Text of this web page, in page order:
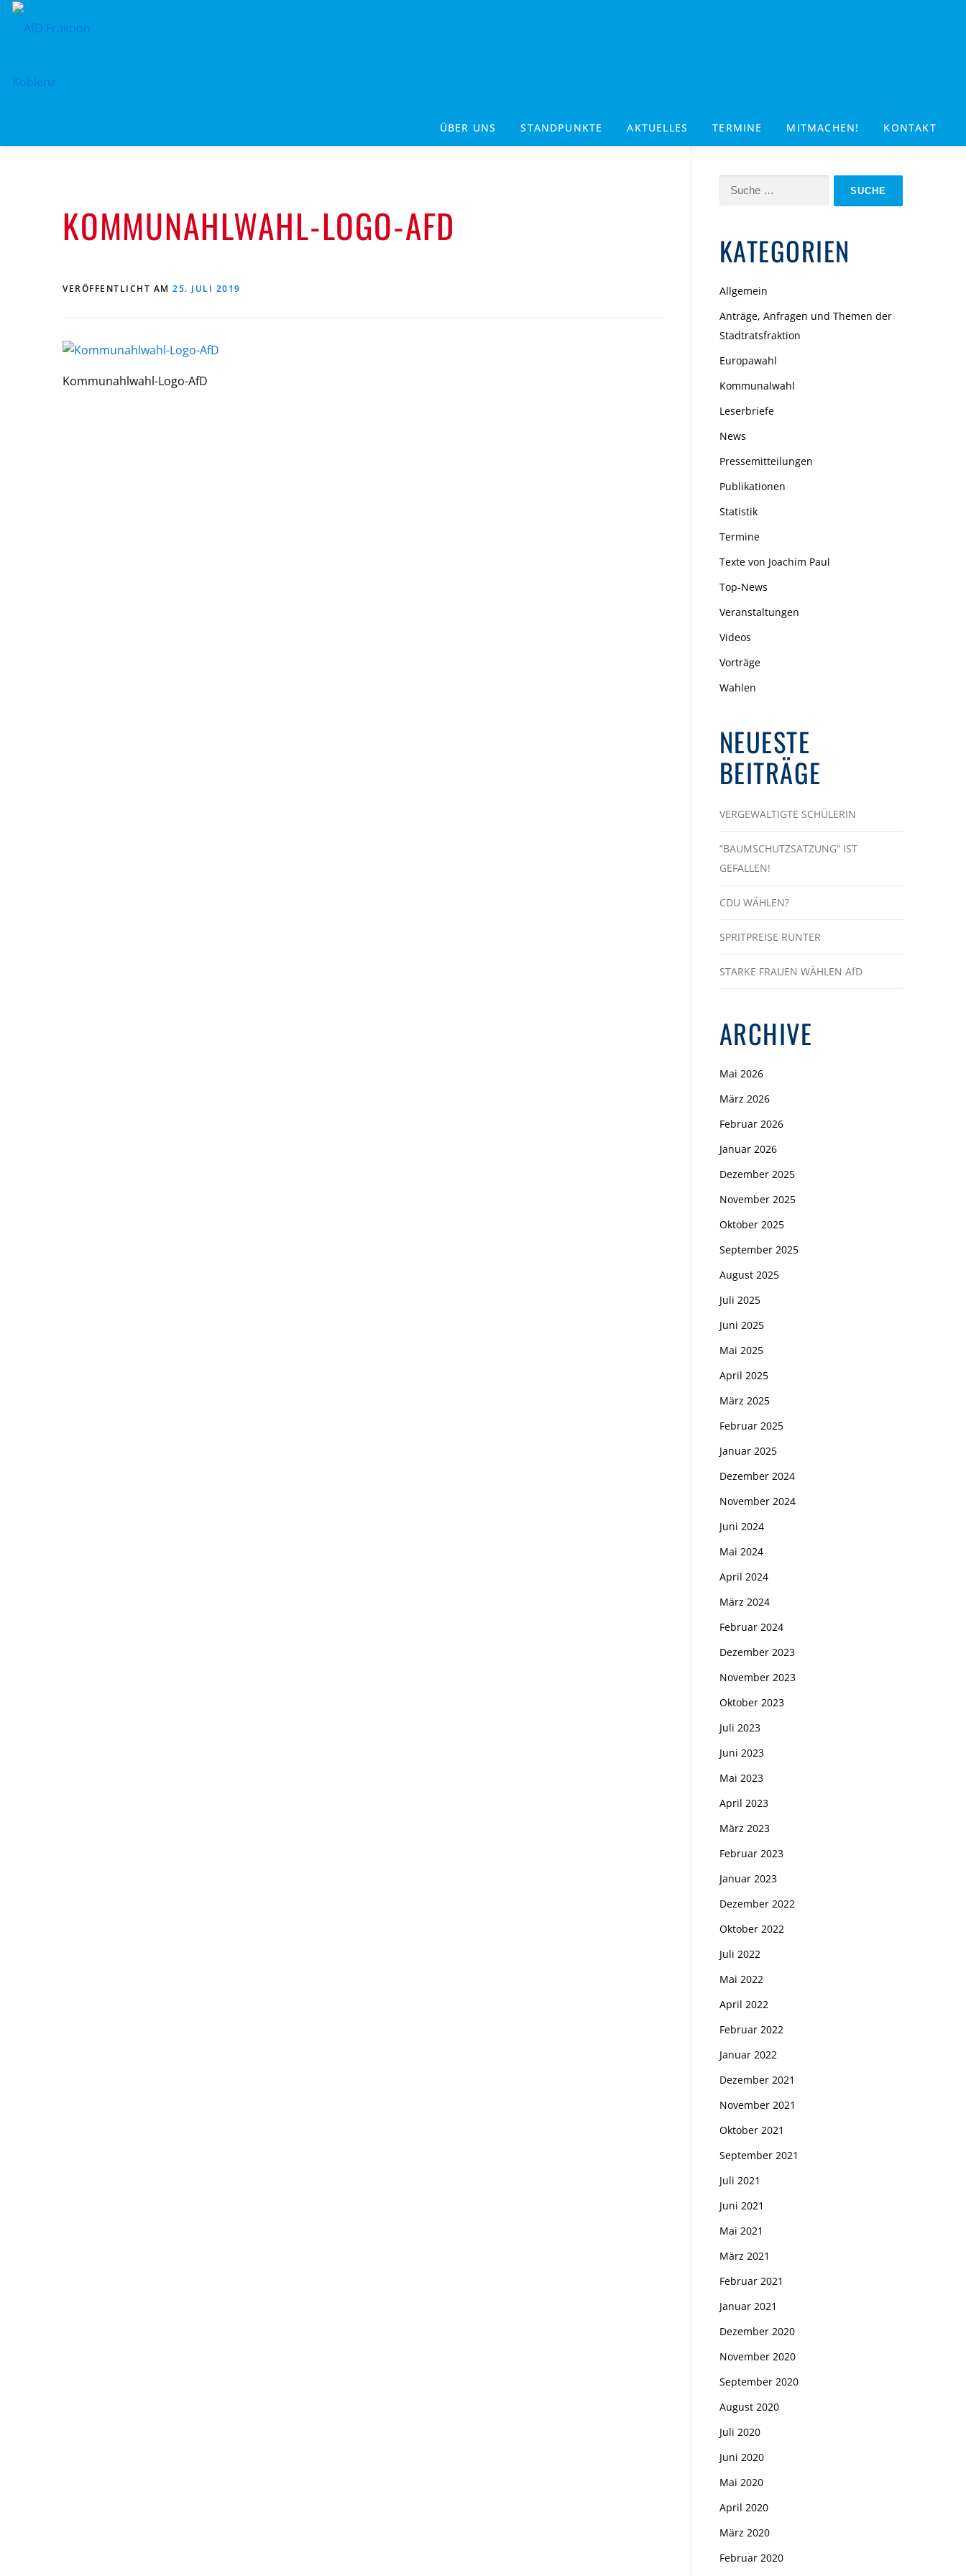
Zum
Inhalt
ÜBER UNS STANDPUNKTE AKTUELLES TERMINE MITMACHEN! KONTAKT
KOMMUNAHLWAHL-LOGO-AFD
VERÖFFENTLICHT AM 25. JULI 2019
Kommunahlwahl-Logo-AfD
Suche
KATEGORIEN
Allgemein
Anträge, Anfragen und Themen der
Stadtratsfraktion
Europawahl
Kommunalwahl
Leserbriefe
News
Pressemitteilungen
Publikationen
Statistik
Termine
Texte von Joachim Paul
Top-News
Veranstaltungen
Videos
Vorträge
Wahlen
NEUESTE
BEITRÄGE
VERGEWALTIGTE SCHÜLERIN
“BAUMSCHUTZSATZUNG” IST
GEFALLEN!
CDU WÄHLEN?
SPRITPREISE RUNTER
STARKE FRAUEN WÄHLEN AfD
ARCHIVE
Mai 2026
März 2026
Februar 2026
Januar 2026
Dezember 2025
November 2025
Oktober 2025
September 2025
August 2025
Juli 2025
Juni 2025
Mai 2025
April 2025
März 2025
Februar 2025
Januar 2025
Dezember 2024
November 2024
Juni 2024
Mai 2024
April 2024
März 2024
Februar 2024
Dezember 2023
November 2023
Oktober 2023
Juli 2023
Juni 2023
Mai 2023
April 2023
März 2023
Februar 2023
Januar 2023
Dezember 2022
Oktober 2022
Juli 2022
Mai 2022
April 2022
Februar 2022
Januar 2022
Dezember 2021
November 2021
Oktober 2021
September 2021
Juli 2021
Juni 2021
Mai 2021
März 2021
Februar 2021
Januar 2021
Dezember 2020
November 2020
September 2020
August 2020
Juli 2020
Juni 2020
Mai 2020
April 2020
März 2020
Februar 2020